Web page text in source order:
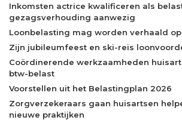
Inkomsten actrice kwalificeren als
gezagsverhouding aanwezig
Loonbelasting mag worden verhaald
Zijn jubileumfeest en ski-reis
Coördinerende werkzaamheden
btw-belast
Voorstellen uit het Belastingplan 2026
Zorgverzekeraars gaan huisartsen
nieuwe praktijken